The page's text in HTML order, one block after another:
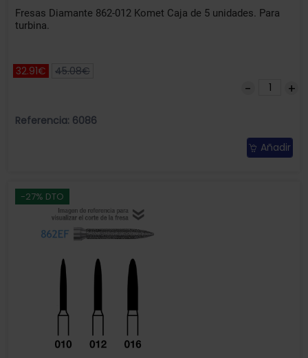
Fresas Diamante 862-012 Komet Caja de 5 unidades. Para
turbina.
32.91€ 45.08€
Referencia: 6086
Añadir
-27% DTO